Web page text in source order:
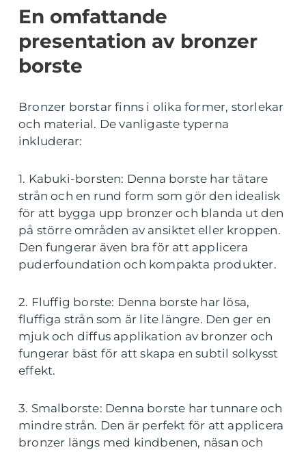
En omfattande
presentation av bronzer
borste
Bronzer borstar finns i olika former, storlekar
och material. De vanligaste typerna
inkluderar:
1. Kabuki-borsten: Denna borste har tätare
strån och en rund form som gör den idealisk
för att bygga upp bronzer och blanda ut den
på större områden av ansiktet eller kroppen.
Den fungerar även bra för att applicera
puderfoundation och kompakta produkter.
2. Fluffig borste: Denna borste har lösa,
fluffiga strån som är lite längre. Den ger en
mjuk och diffus applikation av bronzer och
fungerar bäst för att skapa en subtil solkysst
effekt.
3. Smalborste: Denna borste har tunnare och
mindre strån. Den är perfekt för att applicera
bronzer längs med kindbenen, näsan och